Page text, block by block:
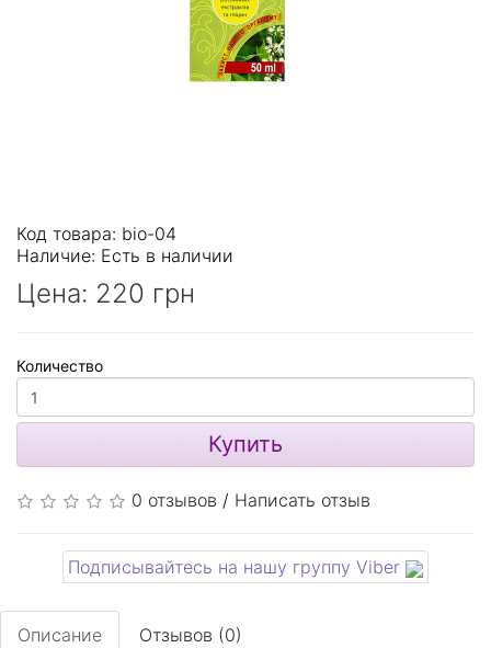
Код товара: bio-04
Наличие: Есть в наличии
Цена: 220 грн
Количество
Купить
0 отзывов / Написать отзыв
Подписывайтесь на нашу группу Viber
Описание Отзывов (0)